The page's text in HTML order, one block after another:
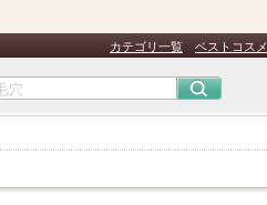
カテゴリ一覧 ベストコスメ